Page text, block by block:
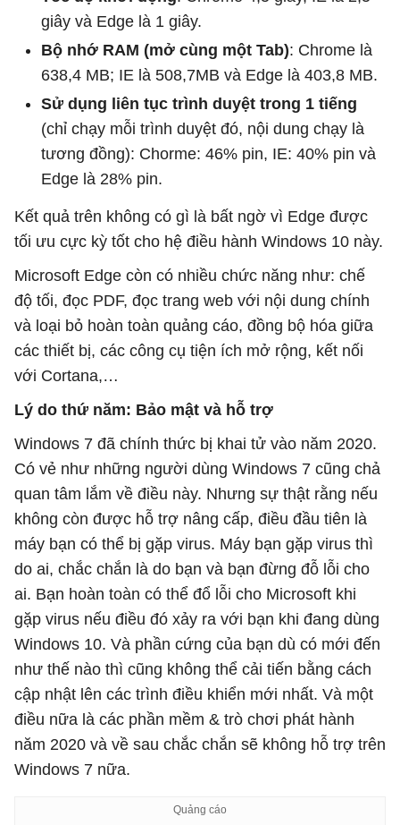
giây và Edge là 1 giây.
Bộ nhớ RAM (mở cùng một Tab): Chrome là
638,4 MB; IE là 508,7MB và Edge là 403,8 MB.
Sử dụng liên tục trình duyệt trong 1 tiếng
(chỉ chạy mỗi trình duyệt đó, nội dung chạy là
tương đồng): Chorme: 46% pin, IE: 40% pin và
Edge là 28% pin.
Kết quả trên không có gì là bất ngờ vì Edge được
tối ưu cực kỳ tốt cho hệ điều hành Windows 10 này.
Microsoft Edge còn có nhiều chức năng như: chế
độ tối, đọc PDF, đọc trang web với nội dung chính
và loại bỏ hoàn toàn quảng cáo, đồng bộ hóa giữa
các thiết bị, các công cụ tiện ích mở rộng, kết nối
với Cortana,…
Lý do thứ năm: Bảo mật và hỗ trợ
Windows 7 đã chính thức bị khai tử vào năm 2020.
Có vẻ như những người dùng Windows 7 cũng chả
quan tâm lắm về điều này. Nhưng sự thật rằng nếu
không còn được hỗ trợ nâng cấp, điều đầu tiên là
máy bạn có thể bị gặp virus. Máy bạn gặp virus thì
do ai, chắc chắn là do bạn và bạn đừng đỗ lỗi cho
ai. Bạn hoàn toàn có thể đổ lỗi cho Microsoft khi
gặp virus nếu điều đó xảy ra với bạn khi đang dùng
Windows 10. Và phần cứng của bạn dù có mới đến
như thế nào thì cũng không thể cải tiến bằng cách
cập nhật lên các trình điều khiển mới nhất. Và một
điều nữa là các phần mềm & trò chơi phát hành
năm 2020 và về sau chắc chắn sẽ không hỗ trợ trên
Windows 7 nữa.